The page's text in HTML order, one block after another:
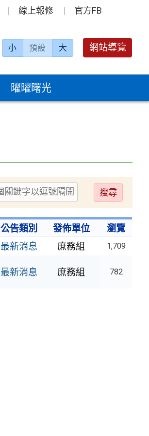
線上報修 官方FB
小 預設 大 網站導覽
曜曜曙光
送
出
公告類別 發佈單位
瀏覽
最新消息 庶務組 1,709
最新消息 庶務組 782